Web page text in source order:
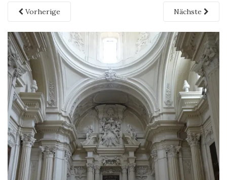
Vorherige Nächste